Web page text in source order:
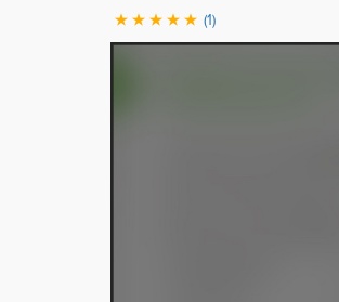
(1)